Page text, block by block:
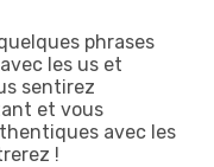
phrases
les us et
sentirez
et vous
avec les
!